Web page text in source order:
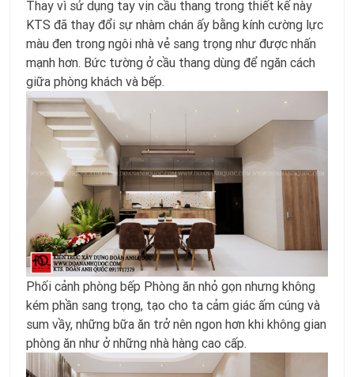
Thay vì sử dụng tay vịn cầu thang trong thiết kế này
KTS đã thay đổi sự nhàm chán ấy bằng kính cường lực
màu đen trong ngôi nhà vẻ sang trọng như được nhấn
mạnh hơn. Bức tường ở cầu thang dùng để ngăn cách
giữa phòng khách và bếp.
Phối cảnh phòng bếp Phòng ăn nhỏ gọn nhưng không
kém phần sang trọng, tạo cho ta cảm giác ấm cúng và
sum vầy, những bữa ăn trở nên ngon hơn khi không gian
phòng ăn như ở những nhà hàng cao cấp.